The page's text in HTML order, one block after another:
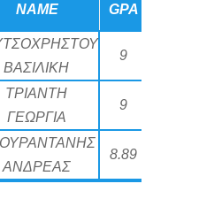
NAME GPA
ΒΑΣΙΛΙΚΗ
9
ΤΡΙΑΝΤΗ
ΓΕΩΡΓΙΑ
9
ΑΝΔΡΕΑΣ
8.89